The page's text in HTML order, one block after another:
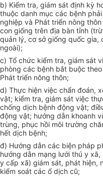
b) Kiểm tra, giám sát định kỳ
thuộc danh mục các bệnh
nghiệp và Phát triển nông
con giống trên địa bàn tỉnh
quản lý, cơ sở giống quốc gia,
ngoài);
c) Tổ chức kiểm tra, giám sát
phòng các bệnh bắt buộc
Phát triển nông thôn;
d) Thực hiện việc chẩn đoán,
vật; kiểm tra, giám sát việc
chống dịch bệnh động vật;
động vật; hướng dẫn khoanh
trùng, phục hồi môi trường
hết dịch bệnh;
đ) Hướng dẫn các biện pháp
hướng dẫn mạng lưới thú y
y cấp xã) giám sát, phát hiện,
kiểm soát các ổ dịch cũ;